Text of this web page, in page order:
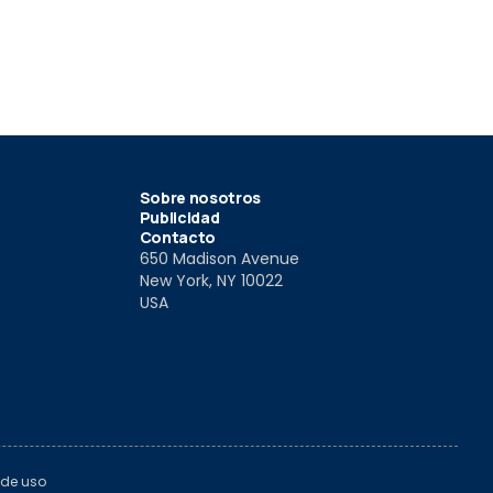
Sobre nosotros
Publicidad
Contacto
650 Madison Avenue
New York, NY 10022
USA
uso